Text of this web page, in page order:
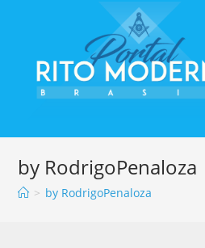
by RodrigoPenaloza
> by RodrigoPenaloza